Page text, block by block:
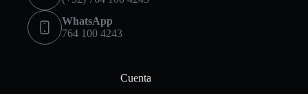
WhatsApp
764 100 4243
Cuenta